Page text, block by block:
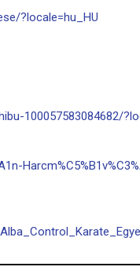
?locale=hu_HU
100057583084682/